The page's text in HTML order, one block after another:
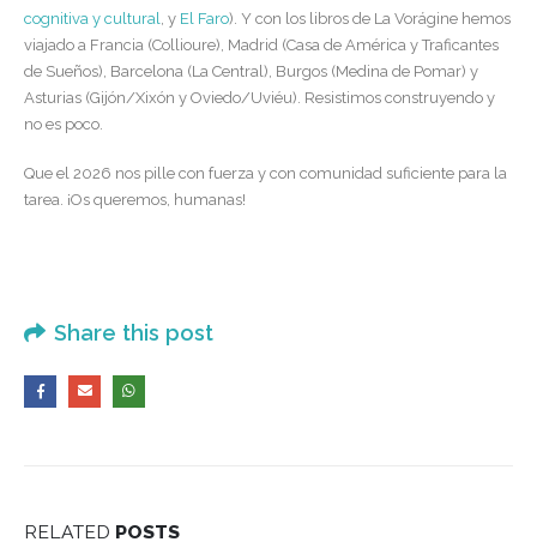
cognitiva y cultural, y El Faro). Y con los libros de La Vorágine hemos
viajado a Francia (Collioure), Madrid (Casa de América y Traficantes
de Sueños), Barcelona (La Central), Burgos (Medina de Pomar) y
Asturias (Gijón/Xixón y Oviedo/Uviéu). Resistimos construyendo y
no es poco.
Que el 2026 nos pille con fuerza y con comunidad suficiente para la
tarea. ¡Os queremos, humanas!
Share this post
RELATED POSTS